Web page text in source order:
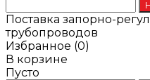
Поставка запорно-
трубопроводов
Избранное (0)
В корзине
Пусто